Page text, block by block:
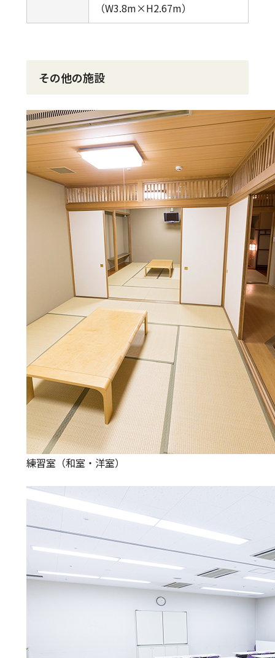
（W3.8m×H2.67m）
その他の施設
練習室（和室・洋室）